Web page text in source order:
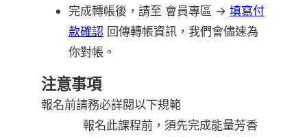
完成轉帳後，請至 會員專區 → 填寫付
款確認 回傳轉帳資訊，我們會儘速為
你對帳。
注意事項
報名前請務必詳閱以下規範
報名此課程前，須先完成能量芳香